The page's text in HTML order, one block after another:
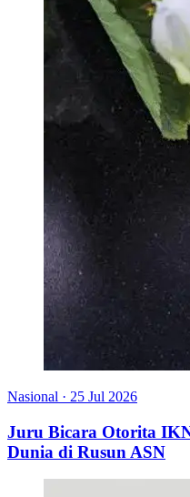
Nasional · 25 Jul 2026
Juru Bicara Otorita
Dunia di Rusun ASN